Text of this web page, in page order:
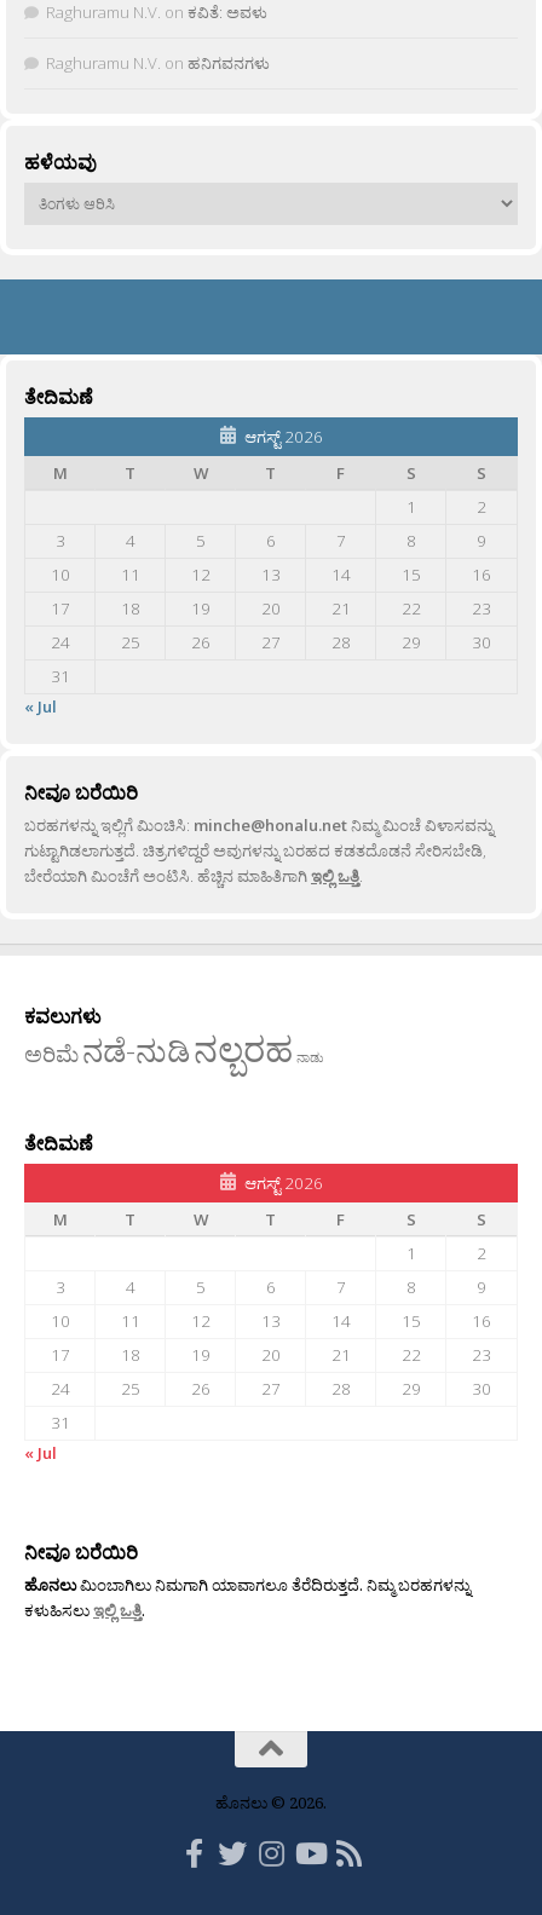
Raghuramu N.V. on ಕವಿತೆ: ಅವಳು
Raghuramu N.V. on ಹನಿಗವನಗಳು
ಹಳೆಯವು
ಹಳೆಯವು
ತೇದಿಮಣೆ
ಆಗಸ್ಟ್ 2026
M
T W T F S
S
1
2
3
4 5 6 7 8
9
10
11 12 13 14 15
16
17
18 19 20 21 22
23
24
25 26 27 28 29
30
31
« Jul
ನೀವೂ ಬರೆಯಿರಿ
ಬರಹಗಳನ್ನು ಇಲ್ಲಿಗೆ ಮಿಂಚಿಸಿ: minche@honalu.netನಿಮ್ಮ ಮಿಂಚೆ ವಿಳಾಸವನ್ನು
ಗುಟ್ಟಾಗಿಡಲಾಗುತ್ತದೆ. ಚಿತ್ರಗಳಿದ್ದರೆ ಅವುಗಳನ್ನು ಬರಹದ ಕಡತದೊಡನೆ ಸೇರಿಸಬೇಡಿ,
ಬೇರೆಯಾಗಿ ಮಿಂಚೆಗೆ ಅಂಟಿಸಿ. ಹೆಚ್ಚಿನ ಮಾಹಿತಿಗಾಗಿಇಲ್ಲಿ ಒತ್ತಿ.
ಕವಲುಗಳು
ಅರಿಮೆನಡೆ-ನುಡಿನಲ್ಬರಹ ನಾಡು
ತೇದಿಮಣೆ
ಆಗಸ್ಟ್ 2026
M
T W T F S
S
1
2
3
4 5 6 7 8
9
10
11 12 13 14 15
16
17
18 19 20 21 22
23
24
25 26 27 28 29
30
31
« Jul
ನೀವೂ ಬರೆಯಿರಿ
ಹೊನಲುಮಿಂಬಾಗಿಲು ನಿಮಗಾಗಿ ಯಾವಾಗಲೂ ತೆರೆದಿರುತ್ತದೆ. ನಿಮ್ಮ ಬರಹಗಳನ್ನು
ಕಳುಹಿಸಲುಇಲ್ಲಿ ಒತ್ತಿ.
ಹೊನಲು © 2026.